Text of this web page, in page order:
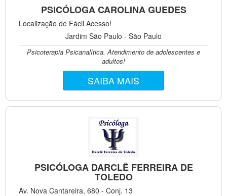
PSICÓLOGA CAROLINA GUEDES
Localização de Fácil Acesso!
Jardim São Paulo - São Paulo
Psicoterapia Psicanalítica. Atendimento de adolescentes e
adultos!
SAIBA MAIS
PSICÓLOGA DARCLÊ FERREIRA DE
TOLEDO
Av. Nova Cantareira, 680 - Conj. 13